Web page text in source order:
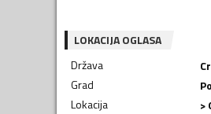
LOKACIJA OGLASA
Država
Grad
Lokacija
>